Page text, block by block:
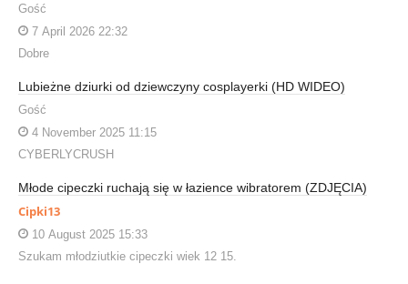
Gość
7 April 2026 22:32
Dobre
Lubieżne dziurki od dziewczyny cosplayerki (HD WIDEO)
Gość
4 November 2025 11:15
CYBERLYCRUSH
Młode cipeczki ruchają się w łazience wibratorem (ZDJĘCIA)
Cipki13
10 August 2025 15:33
Szukam młodziutkie cipeczki wiek 12 15.